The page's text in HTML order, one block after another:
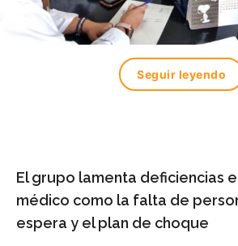
Seguir leyendo
El grupo lamenta deficiencias
médico como la falta de
espera y el plan de choque